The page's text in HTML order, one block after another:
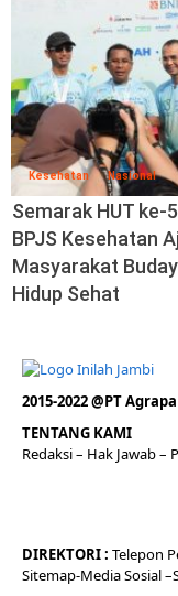
Kesehatan Nasional
Semarak HUT ke-
BPJS Kesehatan
Masyarakat
Hidup Sehat
2015-2022 @PT
TENTANG KAMI
Redaksi– Hak Jawab –
DIREKTORI: Telepon
Sitemap-Media Sosial –